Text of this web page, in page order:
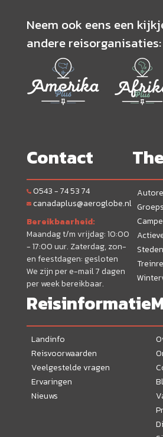
Neem ook eens een
andere reisorganisaties:
Contact
0543 - 74 53 74
canadaplus@aeroglobe.nl
Bereikbaarheid:
Maandag t/m vrijdag: 10:00
- 17:00 uur. Zaterdag, zon-
en feestdagen: gesloten
We zijn per e-mail 7 dagen
per week bereikbaar.
Reisinformatie
Landinfo
Reisvoorwaarden
Veelgestelde vragen
Ervaringen
Nieuws